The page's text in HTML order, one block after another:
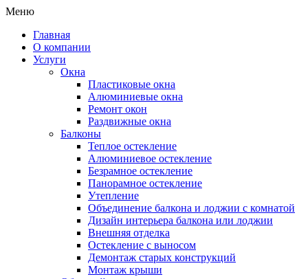
Меню
Главная
О компании
Услуги
Окна
Пластиковые окна
Алюминиевые окна
Ремонт окон
Раздвижные окна
Балконы
Теплое остекление
Алюминиевое остекление
Безрамное остекление
Панорамное остекление
Утепление
Объединение балкона и лоджии с комнатой
Дизайн интерьера балкона или лоджии
Внешняя отделка
Остекление с выносом
Демонтаж старых конструкций
Монтаж крыши